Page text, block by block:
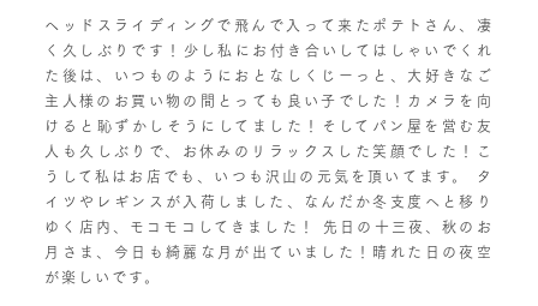
ヘッドスライディングで飛んで入って来たポテトさん、凄
く久しぶりです！少し私にお付き合いしてはしゃいでくれ
た後は、いつものようにおとなしくじーっと、大好きなご
主人様のお買い物の間とっても良い子でした！カメラを向
けると恥ずかしそうにしてました！そしてパン屋を営む友
人も久しぶりで、お休みのリラックスした笑顔でした！こ
うして私はお店でも、いつも沢山の元気を頂いてます。 タ
イツやレギンスが入荷しました、なんだか冬支度へと移り
ゆく店内、モコモコしてきました！ 先日の十三夜、秋のお
月さま、今日も綺麗な月が出ていました！晴れた日の夜空
が楽しいです。